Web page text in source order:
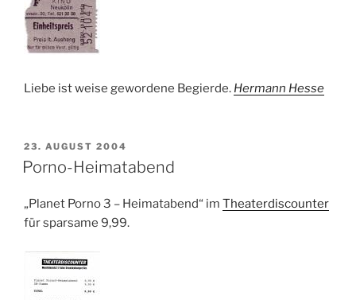
Liebe ist weise gewordene Begierde. Hermann Hesse
VERÖFFENTLICHT
AM
23. AUGUST 2004
Porno-Heimatabend
„Planet Porno 3 – Heimatabend“ im Theaterdiscounter
für sparsame 9,99.